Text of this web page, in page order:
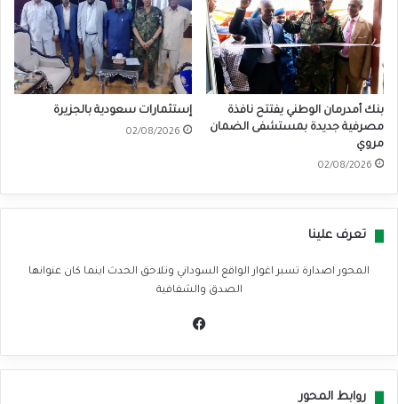
بنك أمدرمان الوطني يفتتح نافذة
مصرفية جديدة بمستشفى الضمان
مروي
02/08/2026
إستثمارات سعودية بالجزيرة
02/08/2026
تعرف علينا
المحور اصدارة تسبر اغوار الواقع السوداني وتلاحق الحدث اينما كان عنوانها
الصدق والشفافية
روابط المحور